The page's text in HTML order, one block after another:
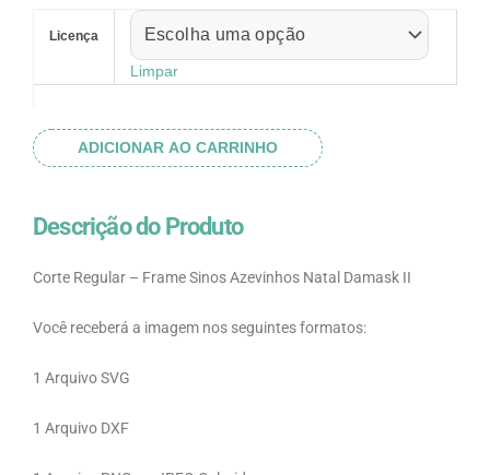
através
R$ 32.82
Licença
Limpar
Azevinhos
quantidadeADICIONAR AO CARRINHO
Descrição do Produto
Corte Regular – Frame Sinos Azevinhos Natal Damask II
Você receberá a imagem nos seguintes formatos:
1 Arquivo SVG
1 Arquivo DXF